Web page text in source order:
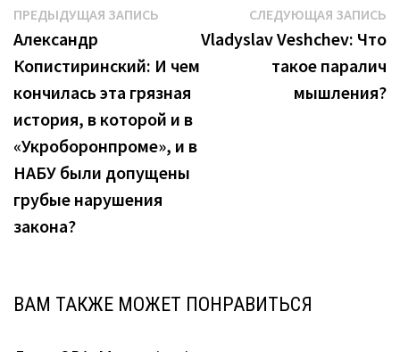
Навигация
по
записям
ПРЕДЫДУЩАЯ ЗАПИСЬ
запись:
Александр
Копистиринский: И чем
кончилась эта грязная
история, в которой и в
«Укроборонпроме», и в
НАБУ были допущены
грубые нарушения
закона?
СЛЕДУЮЩАЯ ЗАПИСЬ
Vladyslav Veshchev: Что
такое паралич
мышления?
ВАМ ТАКЖЕ МОЖЕТ ПОНРАВИТЬСЯ